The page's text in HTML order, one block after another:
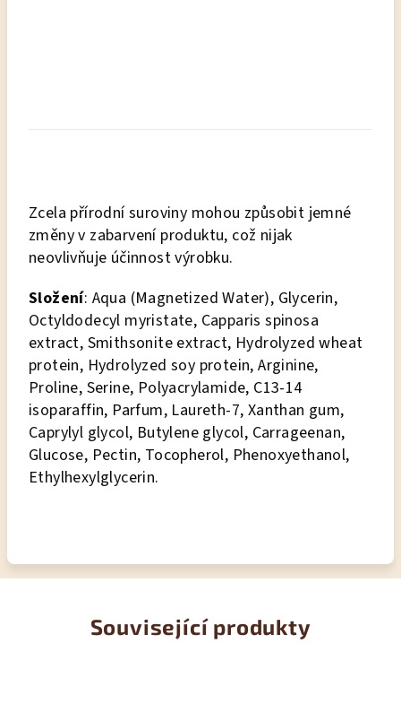
Zcela přírodní suroviny mohou způsobit jemné
změny v zabarvení produktu, což nijak
neovlivňuje účinnost výrobku.
Složení: Aqua (Magnetized Water), Glycerin,
Octyldodecyl myristate, Capparis spinosa
extract, Smithsonite extract, Hydrolyzed wheat
protein, Hydrolyzed soy protein, Arginine,
Proline, Serine, Polyacrylamide, C13-14
isoparaffin, Parfum, Laureth-7, Xanthan gum,
Caprylyl glycol, Butylene glycol, Carrageenan,
Glucose, Pectin, Tocopherol, Phenoxyethanol,
Ethylhexylglycerin.
Související produkty